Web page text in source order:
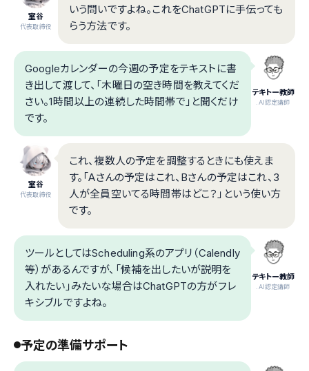
室谷
代表取締役
いう問いですよね。これをChatGPTに手伝っても
らう方法です。
テキトー教師
.AI認定講師
Googleカレンダーの今週の予定をテキストに書
き出して渡して、「木曜日の空き時間を教えてくだ
さい。1時間以上の連続した時間帯で」と聞くだけ
です。
室谷
代表取締役
これ、複数人の予定を調整するときにも使えま
す。「Aさんの予定はこれ、Bさんの予定はこれ、3
人が全員空いてる時間帯はどこ？」という使い方
です。
テキトー教師
.AI認定講師
ツールとしてはScheduling系のアプリ（Calendly
等）があるんですが、「候補を出したいが説明を
入れたい」みたいな場合はChatGPTの方がフレ
キシブルですよね。
予定の準備サポート